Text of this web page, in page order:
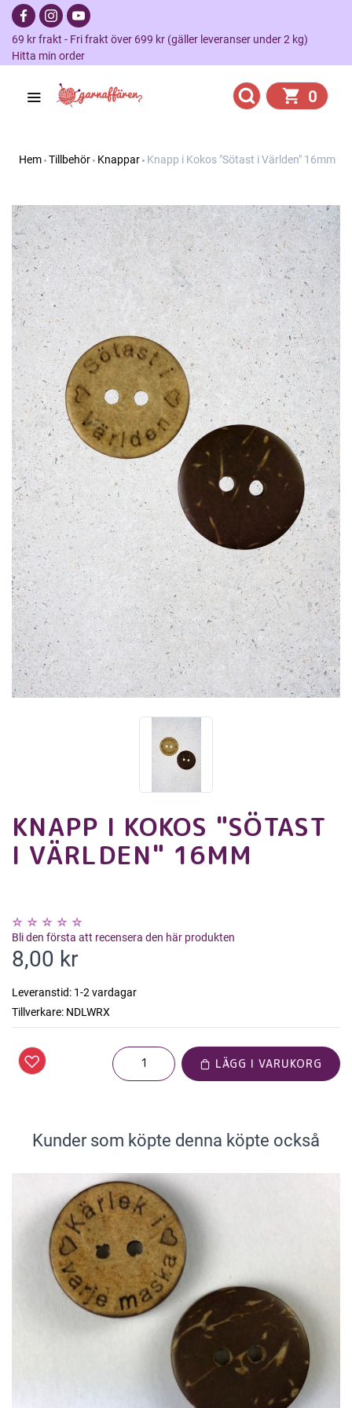
69 kr frakt - Fri frakt över 699 kr (gäller leveranser under 2 kg)
Hitta min order
0
Hem Tillbehör Knappar Knapp i Kokos "Sötast i Världen" 16mm
KNAPP I KOKOS "SÖTAST
I VÄRLDEN" 16MM
Bli den första att recensera den här produkten
8,00 kr
Leveranstid: 1-2 vardagar
Tillverkare: NDLWRX
LÄGG I VARUKORG
Kunder som köpte denna köpte också